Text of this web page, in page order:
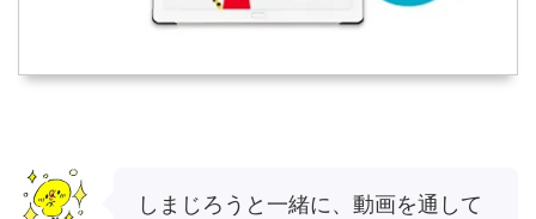
しまじろうと一緒に、動画を通して